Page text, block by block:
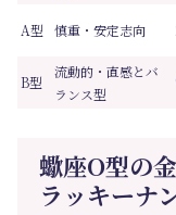
A型 慎重・安定志向
B型
流動的・直感とバ
ランス型
蠍座O型の
ラッキーナ